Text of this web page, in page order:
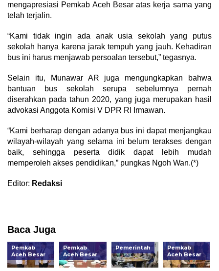
mengapresiasi Pemkab Aceh Besar atas kerja sama yang
telah terjalin.
“Kami tidak ingin ada anak usia sekolah yang putus
sekolah hanya karena jarak tempuh yang jauh. Kehadiran
bus ini harus menjawab persoalan tersebut,” tegasnya.
Selain itu, Munawar AR juga mengungkapkan bahwa
bantuan bus sekolah serupa sebelumnya pernah
diserahkan pada tahun 2020, yang juga merupakan hasil
advokasi Anggota Komisi V DPR RI Irmawan.
“Kami berharap dengan adanya bus ini dapat menjangkau
wilayah-wilayah yang selama ini belum terakses dengan
baik, sehingga peserta didik dapat lebih mudah
memperoleh akses pendidikan,” pungkas Ngoh Wan.(*)
Editor: Redaksi
Baca Juga
Pemkab
Aceh Besar
Pemkab
Aceh Besar
Pemerintah
Pemkab
Aceh Besar